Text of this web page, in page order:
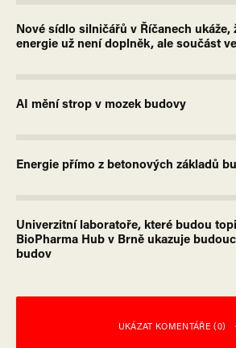
Nové sídlo silničářů v Říčanech ukáže,
energie už není doplněk, ale součást
AI mění strop v mozek budovy
Energie přímo z betonových základů
Univerzitní laboratoře, které budou
BioPharma Hub v Brně ukazuje
budov
UKÁZAT KOMENTÁŘE (0)